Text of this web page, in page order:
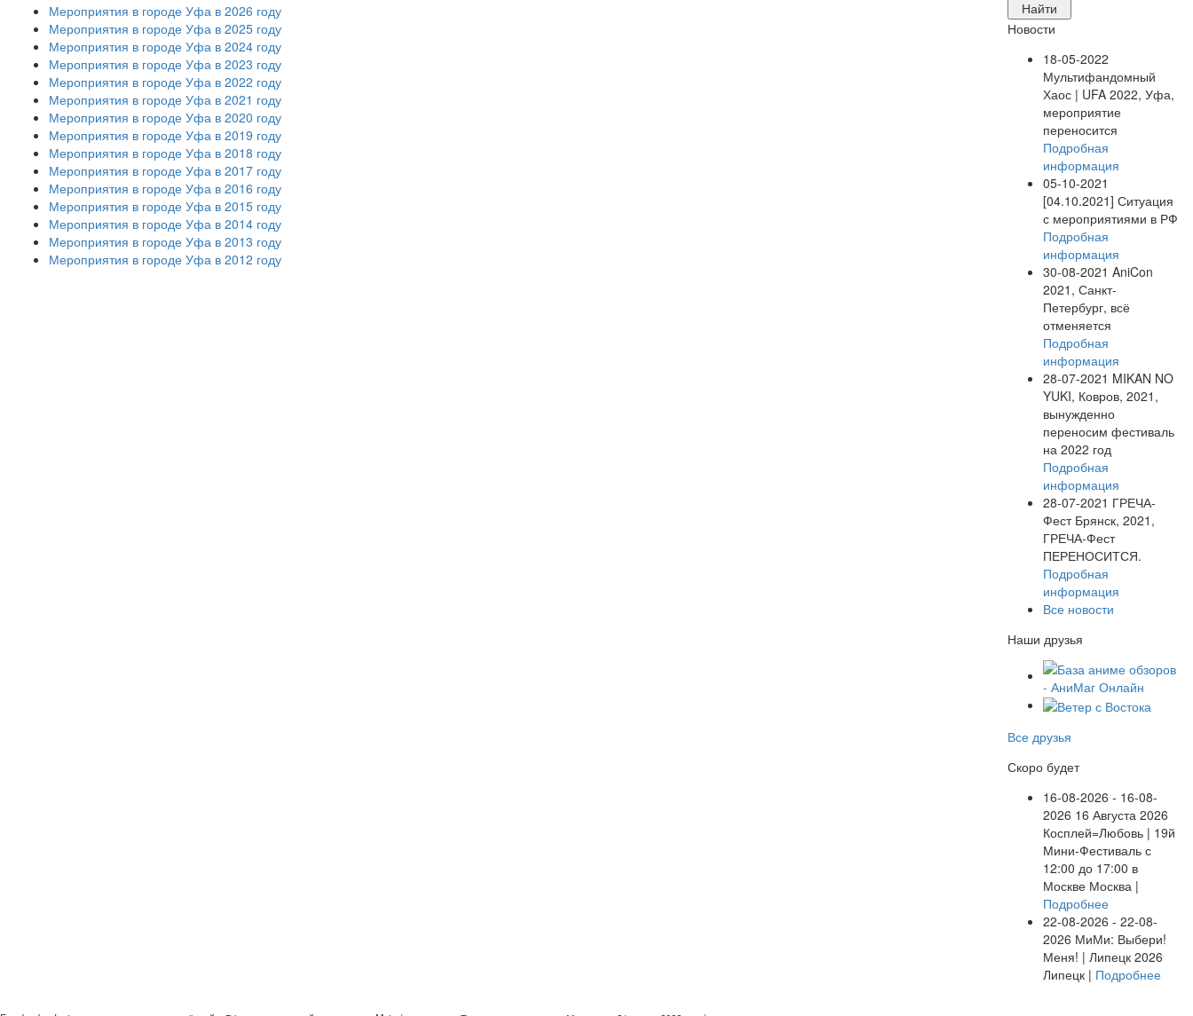
Мероприятия в городе Уфа в 2026 году
Мероприятия в городе Уфа в 2025 году
Мероприятия в городе Уфа в 2024 году
Мероприятия в городе Уфа в 2023 году
Мероприятия в городе Уфа в 2022 году
Мероприятия в городе Уфа в 2021 году
Мероприятия в городе Уфа в 2020 году
Мероприятия в городе Уфа в 2019 году
Мероприятия в городе Уфа в 2018 году
Мероприятия в городе Уфа в 2017 году
Мероприятия в городе Уфа в 2016 году
Мероприятия в городе Уфа в 2015 году
Мероприятия в городе Уфа в 2014 году
Мероприятия в городе Уфа в 2013 году
Мероприятия в городе Уфа в 2012 году
Новости
18-05-2022
Мультифандомный
Хаос | UFA 2022, Уфа,
мероприятие
переносится
Подробная
информация
05-10-2021
[04.10.2021] Ситуация
с мероприятиями в РФ
Подробная
информация
30-08-2021 AniCon
2021, Санкт-
Петербург, всё
отменяется
Подробная
информация
28-07-2021 MIKAN NO
YUKI, Ковров, 2021,
вынужденно
переносим фестиваль
на 2022 год
Подробная
информация
28-07-2021 ГРЕЧА-
Фест Брянск, 2021,
ГРЕЧА-Фест
ПЕРЕНОСИТСЯ.
Подробная
информация
Все новости
Наши друзья
Все друзья
Скоро будет
16-08-2026 - 16-08-
2026 16 Августа 2026
Косплей=Любовь | 19й
Мини-Фестиваль с
12:00 до 17:00 в
Москве Москва |
Подробнее
22-08-2026 - 22-08-
2026 МиМи: Выбери!
Меня! | Липецк 2026
Липецк | Подробнее